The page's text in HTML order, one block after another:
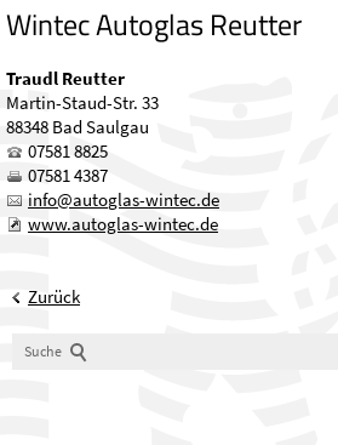
Wintec Autoglas Reutter
Traudl Reutter
Martin-Staud-Str. 33
88348 Bad Saulgau
07581 8825
07581 4387
nf
t gl s-w nt c d
www.autoglas-wintec.de
Zurück
Suche